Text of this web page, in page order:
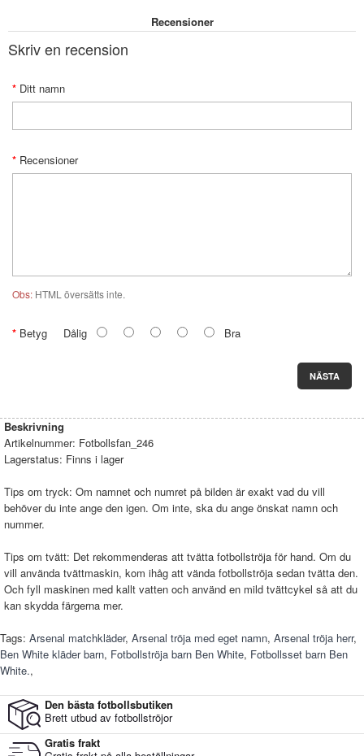
Recensioner
Skriv en recension
Ditt namn
Recensioner
Obs: HTML översätts inte.
Betyg Dålig Bra
NÄSTA
Beskrivning
Artikelnummer: Fotbollsfan_246
Lagerstatus: Finns i lager
Tips om tryck: Om namnet och numret på bilden är exakt vad du vill
behöver du inte ange den igen. Om inte, ska du ange önskat namn och
nummer.
Tips om tvätt: Det rekommenderas att tvätta fotbollströja för hand. Om du
vill använda tvättmaskin, kom ihåg att vända fotbollströja sedan tvätta den.
Och fyll maskinen med kallt vatten och använd en mild tvättcykel så att du
kan skydda färgerna mer.
Tags: Arsenal matchkläder, Arsenal tröja med eget namn, Arsenal tröja herr,
Ben White kläder barn, Fotbollströja barn Ben White, Fotbollsset barn Ben
White.,
Den bästa fotbollsbutiken
Brett utbud av fotbollströjor
Gratis frakt